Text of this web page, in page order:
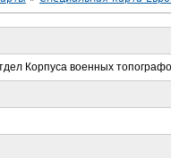
Корпуса военных